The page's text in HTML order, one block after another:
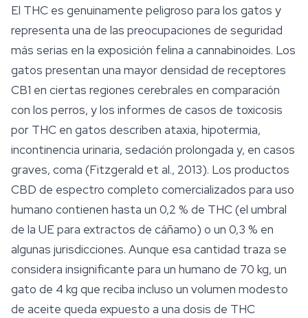
El THC es genuinamente peligroso para los gatos y
representa una de las preocupaciones de seguridad
más serias en la exposición felina a cannabinoides. Los
gatos presentan una mayor densidad de receptores
CB1 en ciertas regiones cerebrales en comparación
con los perros, y los informes de casos de toxicosis
por THC en gatos describen ataxia, hipotermia,
incontinencia urinaria, sedación prolongada y, en casos
graves, coma (Fitzgerald et al., 2013). Los productos
CBD de espectro completo comercializados para uso
humano contienen hasta un 0,2 % de THC (el umbral
de la UE para extractos de cáñamo) o un 0,3 % en
algunas jurisdicciones. Aunque esa cantidad traza se
considera insignificante para un humano de 70 kg, un
gato de 4 kg que reciba incluso un volumen modesto
de aceite queda expuesto a una dosis de THC